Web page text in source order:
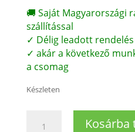
🚚 Saját Magyarországi
szállítással
✓ Délig leadott
✓ akár a következő
a csomag
Készleten
Kosárba